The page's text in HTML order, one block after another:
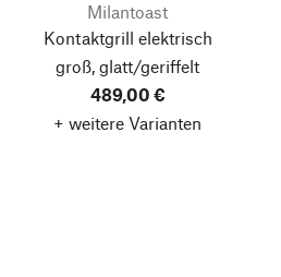
Milantoast
Kontaktgrill elektrisch
groß, glatt/geriffelt
489,00 €
+ weitere Varianten